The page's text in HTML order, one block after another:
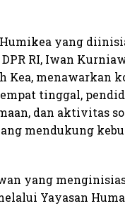
yang
RI, Iwan
Kea, menawarkan
tinggal,
dan aktivitas
mendukung
yang
Yayasan